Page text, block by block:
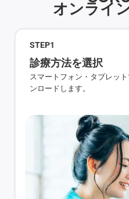
オンライ
STEP1
診療方法を選択
スマートフォン・タブレッ
ンロードします。